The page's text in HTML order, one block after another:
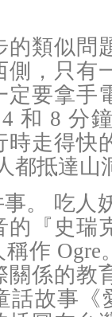
的類似問
側，只有
定要拿手
和 8 分
時走得快
都抵達山
。 吃人
的『史瑞
作
關係的教
話故事《